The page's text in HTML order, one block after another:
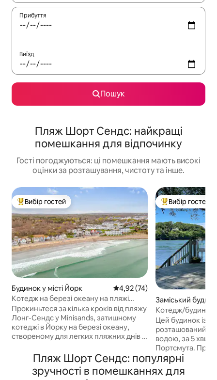
Прибуття
Виїзд
Пошук
Пляж Шорт Сендс: найкращі
помешкання для відпочинку
Гості погоджуються: ці помешкання мають високі
оцінки за розташування, чистоту та інше.
Топ вибір гостей
Вибір гостей
Будинок у місті Йорк Середня оцінка: 4,92 з 5,
4,92 (74)
Котедж на березі океану на пляжі
Лонг-Сендс – 4 місця для ночівлі
Прокиньтеся за кілька кроків від пляжу
Лонг-Сендс у Minisands, затишному
котеджі в Йорку на березі океану,
створеному для легких пляжних днів і
4 осіб: спальня з ліжком «queen size»
та розкладний диван. Насолоджуйтеся
краєвидами на океан з передньої
Топ вибір гостей
Вибір гостей
Заміський
Eliot
Котедж/
русалка»
Цей будинок із 2
розташований в
водою, за 5
Портсмута.
смажте на грилі
власним
штату Мен,
Пляж Шорт Сендс: популярні
зручності в помешканнях для